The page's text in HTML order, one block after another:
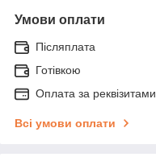
Умови оплати
Післяплата
Готівкою
Оплата за реквізитами
Всі умови оплати